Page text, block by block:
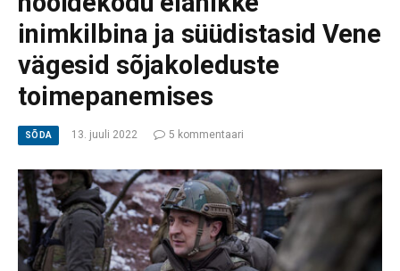
inimkilbina ja süüdistasid Vene
vägesid sõjakoleduste
toimepanemises
SÕDA 13. juuli 2022 5 kommentaari